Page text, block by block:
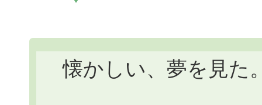
懐かしい、夢を見た